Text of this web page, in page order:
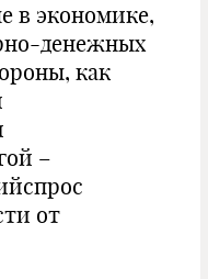
в экономике,
денежных
как
–
от